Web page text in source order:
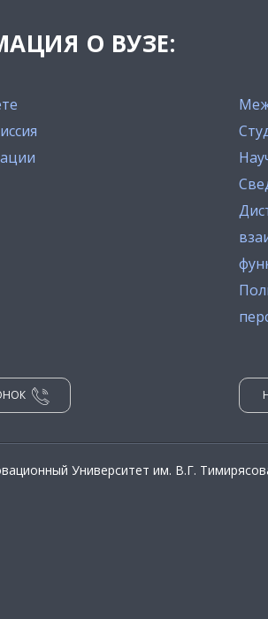
О ВУЗЕ:
Университет им. В.Г.